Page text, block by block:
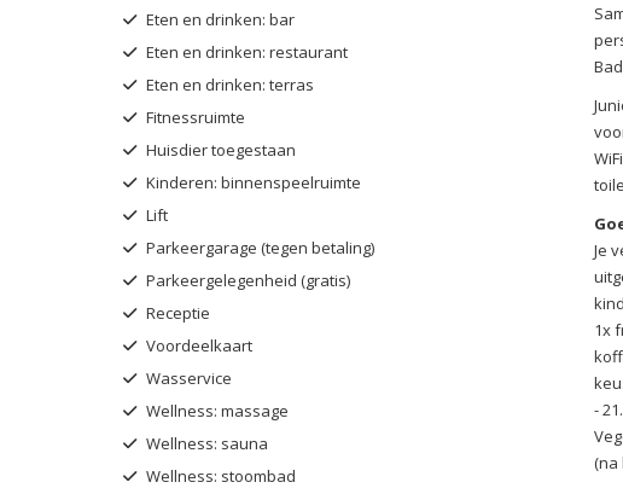
Eten en drinken: bar
Eten en drinken: restaurant
Eten en drinken: terras
Fitnessruimte
Huisdier toegestaan
Kinderen: binnenspeelruimte
Lift
Parkeergarage (tegen betaling)
Parkeergelegenheid (gratis)
Receptie
Voordeelkaart
Wasservice
Wellness: massage
Wellness: sauna
Wellness: stoombad
Je
1x
-
(na